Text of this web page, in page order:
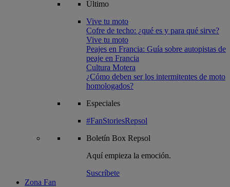
Último
Vive tu moto
Cofre de techo: ¿qué es y para qué sirve?
Vive tu moto
Peajes en Francia: Guía sobre autopistas de
peaje en Francia
Cultura Motera
¿Cómo deben ser los intermitentes de moto
homologados?
Especiales
#FanStoriesRepsol
Boletín Box Repsol
Aquí empieza la emoción.
Suscríbete
Zona Fan